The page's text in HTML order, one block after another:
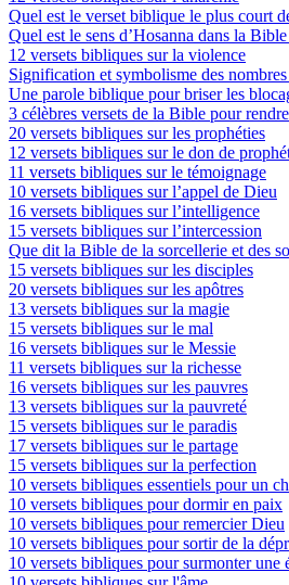
Quel est le verset biblique le plus court
Quel est le sens d’Hosanna dans la
12 versets bibliques sur la violence
Signification et symbolisme des
Une parole biblique pour briser les
3 célèbres versets de la Bible pour
20 versets bibliques sur les prophéties
12 versets bibliques sur le don de
11 versets bibliques sur le témoignage
10 versets bibliques sur l’appel de Dieu
16 versets bibliques sur l’intelligence
15 versets bibliques sur l’intercession
Que dit la Bible de la sorcellerie et des
15 versets bibliques sur les disciples
20 versets bibliques sur les apôtres
13 versets bibliques sur la magie
15 versets bibliques sur le mal
16 versets bibliques sur le Messie
11 versets bibliques sur la richesse
16 versets bibliques sur les pauvres
13 versets bibliques sur la pauvreté
15 versets bibliques sur le paradis
17 versets bibliques sur le partage
15 versets bibliques sur la perfection
10 versets bibliques essentiels pour un
10 versets bibliques pour dormir en paix
10 versets bibliques pour remercier Dieu
10 versets bibliques pour sortir de la
10 versets bibliques pour surmonter une